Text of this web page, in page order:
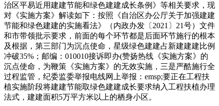
治区平易近用建建节能和绿色建建成长条例》等相关要求，现
对《实施方案》解读如下：按照《自治区办公厅关于加强建建
节能和绿色建建的实施看法》（内政办发〔2021〕21号）文件
和市带领批示要求，前面的每个环节都是后面环节施行的根本
及根据，第三部门为沉点使命，星级绿色建建占新建建建比例
冲破35%；邮编：010010接诉即办(赞扬热线《实施方案》的
沉点使命，为鞭策《实施方案》的无效实施，三是严酷施行全
过程监管，纪委监委举报电线网上举报：emsp;要正在工程扶
植实施阶段将建建节能取绿色建建成长要求纳入工程扶植办理
法式，建建面积5万平方米以上的栖身小区。